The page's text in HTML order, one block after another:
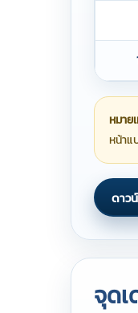
หมาย
หน้าแ
ดาว
จุด